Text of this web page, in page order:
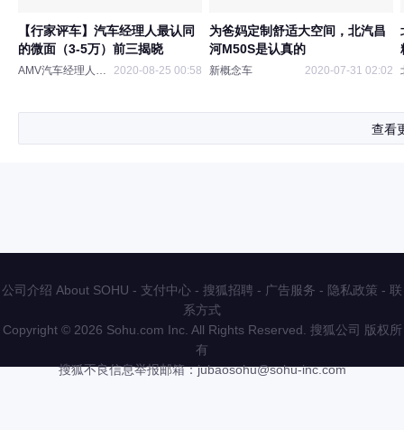
【行家评车】汽车经理人最认同
的微面（3-5万）前三揭晓
AMV汽车经理人协会 2020-08-25 00:58
为爸妈定制舒适大空间，北汽昌
河M50S是认真的
新概念车 2020-07-31 02:02
查看
公司介绍 About SOHU - 支付中心 - 搜狐招聘 - 广告服务 - 隐私政策 - 联
系方式
Copyright © 2026 Sohu.com Inc. All Rights Reserved. 搜狐公司 版权所
有
搜狐不良信息举报邮箱：jubaosohu@sohu-inc.com